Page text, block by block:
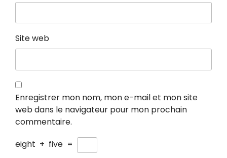
Site web
Enregistrer mon nom, mon e-mail et mon site
web dans le navigateur pour mon prochain
commentaire.
eight + five =